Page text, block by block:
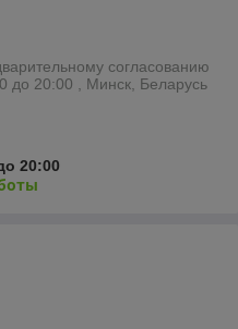
согласованию
до 20:00 , Минск, Беларусь
20:00